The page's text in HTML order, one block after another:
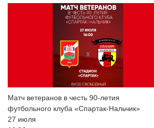
Матч ветеранов в честь 90-летия
футбольного клуба «Спартак-Нальчик»
27 июля